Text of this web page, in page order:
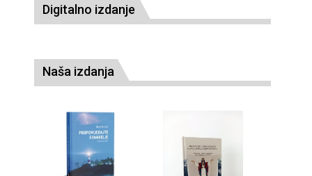
Digitalno izdanje
Naša izdanja